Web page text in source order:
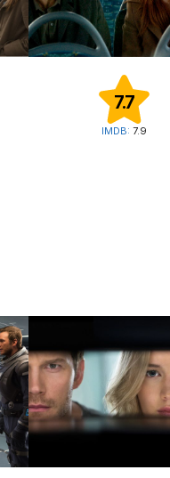
7.7
IMDB: 7.9